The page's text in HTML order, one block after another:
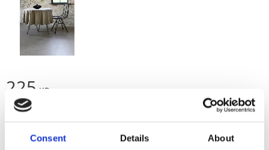
Consent Details About
225 KR
st